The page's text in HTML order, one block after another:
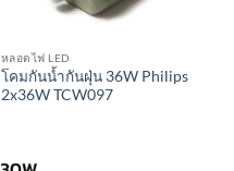
หลอดไฟ LED
โคมกันน้ำกันฝุ่น 36W Philips
2x36W TCW097